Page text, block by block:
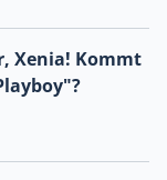
Xenia! Kommt